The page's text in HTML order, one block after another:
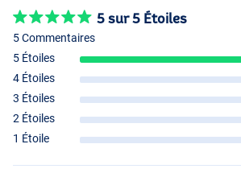
5 sur 5 Étoiles
5 Commentaires
5 Étoiles
4 Étoiles
3 Étoiles
2 Étoiles
1 Étoile